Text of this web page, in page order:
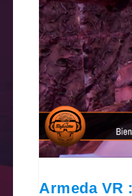
Armeda VR